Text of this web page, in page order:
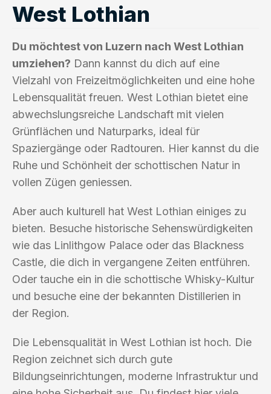
West Lothian
Du möchtest von Luzern nach West Lothian
umziehen? Dann kannst du dich auf eine
Vielzahl von Freizeitmöglichkeiten und eine hohe
Lebensqualität freuen. West Lothian bietet eine
abwechslungsreiche Landschaft mit vielen
Grünflächen und Naturparks, ideal für
Spaziergänge oder Radtouren. Hier kannst du die
Ruhe und Schönheit der schottischen Natur in
vollen Zügen geniessen.
Aber auch kulturell hat West Lothian einiges zu
bieten. Besuche historische Sehenswürdigkeiten
wie das Linlithgow Palace oder das Blackness
Castle, die dich in vergangene Zeiten entführen.
Oder tauche ein in die schottische Whisky-Kultur
und besuche eine der bekannten Distillerien in
der Region.
Die Lebensqualität in West Lothian ist hoch. Die
Region zeichnet sich durch gute
Bildungseinrichtungen, moderne Infrastruktur und